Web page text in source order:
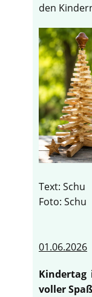
den
Text: Schu
Foto: Schu
01.06.2026
Kindertag
voller